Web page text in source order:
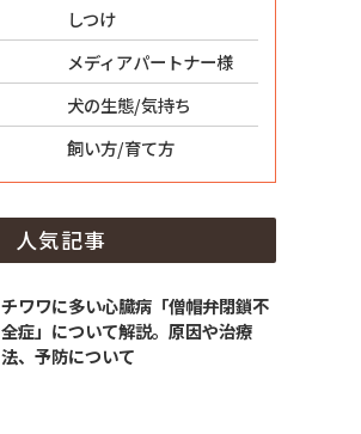
しつけ
メディアパートナー様
犬の生態/気持ち
飼い方/育て方
人気記事
チワワに多い心臓病「僧帽弁閉鎖不
全症」について解説。原因や治療
法、予防について